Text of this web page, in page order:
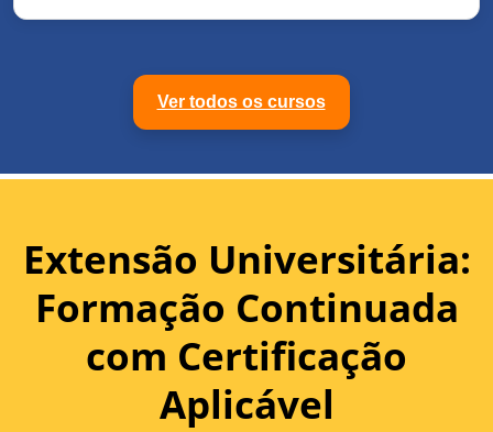
Ver todos os cursos
Extensão Universitária:
Formação Continuada
com Certificação
Aplicável